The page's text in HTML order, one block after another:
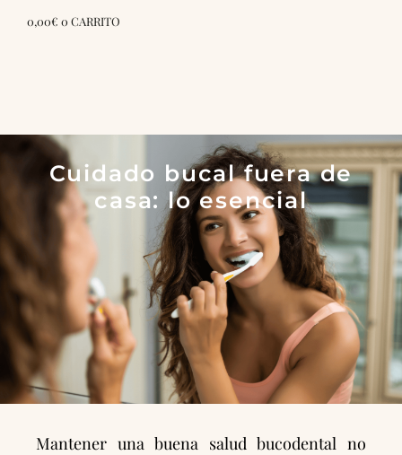
0,00€ 0 CARRITO
Cuidado bucal fuera de
casa: lo esencial
Mantener una buena salud bucodental no